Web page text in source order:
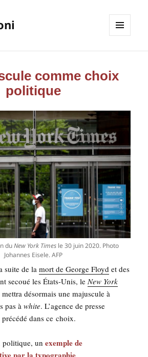
ET
comme choix
politique
duNew York Times le 30 juin 2020. Pho­to
Johannes Eisele. AFP
suite de lamort de George Floyd et des
secoué les États-Unis, leNew York
désor­mais une majus­cule à
pas àwhite. L’agence de presse
pré­cé­dé dans ce choix.
poli­tique, unexemple de